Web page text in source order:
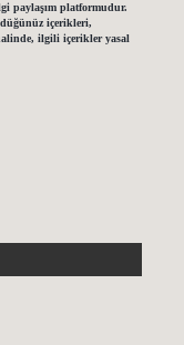
paylaşım platformudur.
içerikleri,
ilgili içerikler yasal